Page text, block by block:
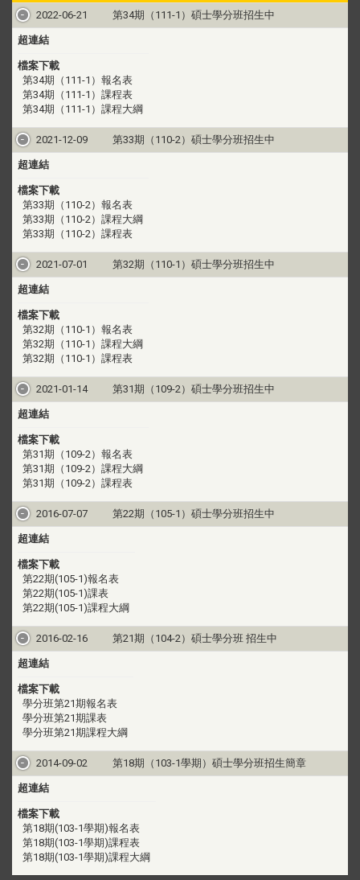
2022-06-21 第34期（111-1）碩士學分班招生中
超連結
檔案下載
第34期（111-1）報名表
第34期（111-1）課程表
第34期（111-1）課程大綱
2021-12-09 第33期（110-2）碩士學分班招生中
超連結
檔案下載
第33期（110-2）報名表
第33期（110-2）課程大綱
第33期（110-2）課程表
2021-07-01 第32期（110-1）碩士學分班招生中
超連結
檔案下載
第32期（110-1）報名表
第32期（110-1）課程大綱
第32期（110-1）課程表
2021-01-14 第31期（109-2）碩士學分班招生中
超連結
檔案下載
第31期（109-2）報名表
第31期（109-2）課程大綱
第31期（109-2）課程表
2016-07-07 第22期（105-1）碩士學分班招生中
超連結
檔案下載
第22期(105-1)報名表
第22期(105-1)課表
第22期(105-1)課程大綱
2016-02-16 第21期（104-2）碩士學分班 招生中
超連結
檔案下載
學分班第21期報名表
學分班第21期課表
學分班第21期課程大綱
2014-09-02 第18期（103-1學期）碩士學分班招生簡章
超連結
檔案下載
第18期(103-1學期)報名表
第18期(103-1學期)課程表
第18期(103-1學期)課程大綱